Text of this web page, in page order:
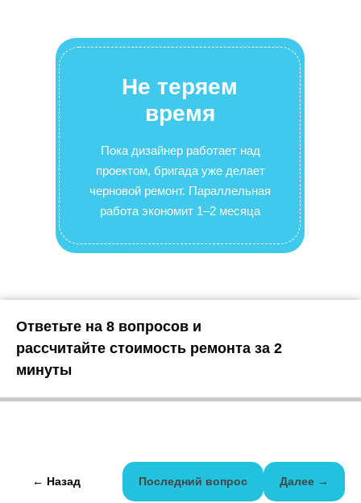
Не теряем
время
Пока дизайнер работает над
проектом, бригада уже делает
черновой ремонт. Параллельная
работа экономит 1–2 месяца
Ответьте на 8 вопросов и
рассчитайте стоимость ремонта за 2
минуты
← Назад Далее →
Последний вопрос